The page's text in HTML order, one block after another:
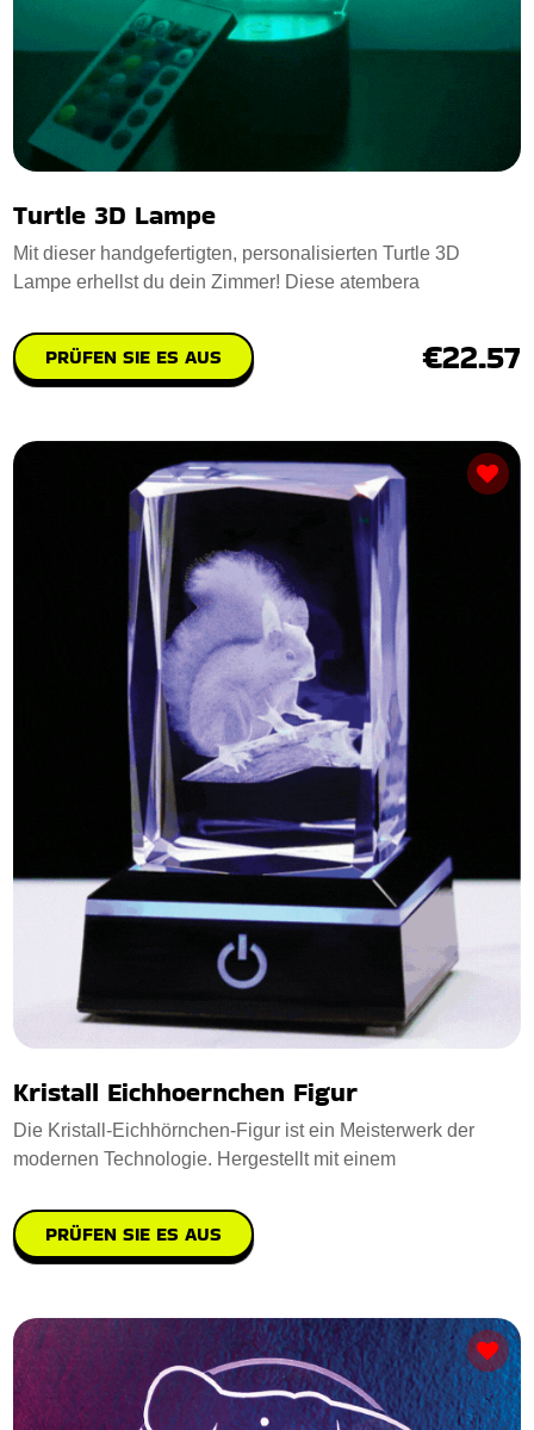
Turtle 3D Lampe
Mit dieser handgefertigten, personalisierten Turtle 3D
Lampe erhellst du dein Zimmer! Diese atembera
PRÜFEN SIE ES AUS €22.57
Kristall Eichhoernchen Figur
Die Kristall-Eichhörnchen-Figur ist ein Meisterwerk der
modernen Technologie. Hergestellt mit einem
PRÜFEN SIE ES AUS